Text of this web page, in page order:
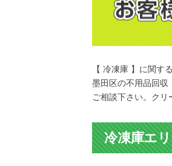
【 冷凍庫 】に関す
墨田区の不用品回収
ご相談下さい。クリ
冷凍庫エ